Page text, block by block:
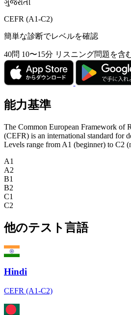
ગુજરાતી
CEFR (A1-C2)
簡単な診断でレベルを確認
40問 10〜15分 リスニング問題を含
能力基準
The Common European Framework of
(CEFR) is an international standard for
Levels range from A1 (beginner) to C2
A1
A2
B1
B2
C1
C2
他のテスト言語
Hindi
CEFR (A1-C2)